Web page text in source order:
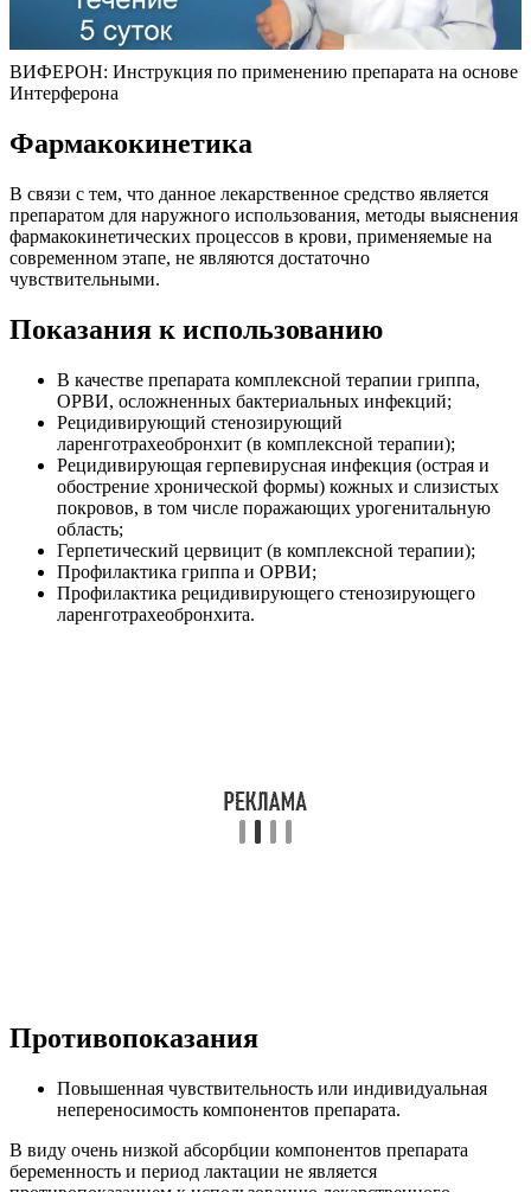
ВИФЕРОН: Инструкция по применению препарата на основе
Интерферона
Фармакокинетика
В связи с тем, что данное лекарственное средство является
препаратом для наружного использования, методы выяснения
фармакокинетических процессов в крови, применяемые на
современном этапе, не являются достаточно
чувствительными.
Показания к использованию
В качестве препарата комплексной терапии гриппа,
ОРВИ, осложненных бактериальных инфекций;
Рецидивирующий стенозирующий
ларенготрахеобронхит (в комплексной терапии);
Рецидивирующая герпевирусная инфекция (острая и
обострение хронической формы) кожных и слизистых
покровов, в том числе поражающих урогенитальную
область;
Герпетический цервицит (в комплексной терапии);
Профилактика гриппа и ОРВИ;
Профилактика рецидивирующего стенозирующего
ларенготрахеобронхита.
Противопоказания
Повышенная чувствительность или индивидуальная
непереносимость компонентов препарата.
В виду очень низкой абсорбции компонентов препарата
беременность и период лактации не является